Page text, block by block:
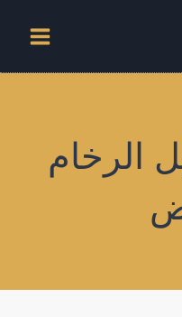
الرخام